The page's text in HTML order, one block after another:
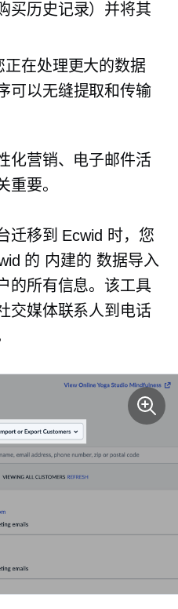
买历史记录）并将其
正在处理更大的数据
可以无缝提取和传输
化营销、电子邮件活
重要。
迁移到 Ecwid 时，您
的 内建的 数据导入
的所有信息。该工具
交媒体联系人到电话